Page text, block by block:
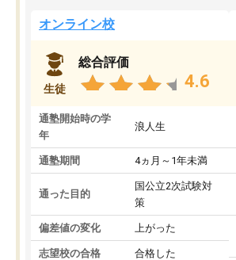
オンライン校
生徒
総合評価
4.6
通塾開始時の学
年
浪人生
通塾期間 4ヵ月～1年未満
通った目的
国公立2次試験対
策
偏差値の変化 上がった
志望校の合格 合格した